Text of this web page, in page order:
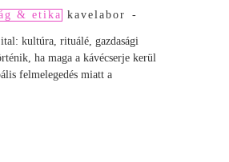
& etika kavelabor
-
kultúra, rituálé, gazdasági
ha maga a kávécserje kerül
felmelegedés miatt a